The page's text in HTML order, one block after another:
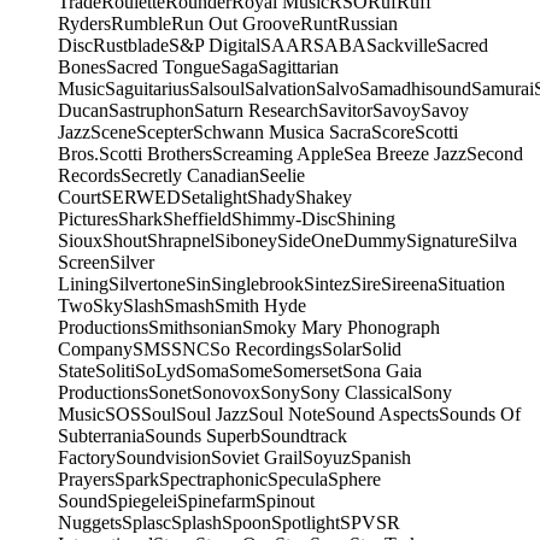
RydersRumbleRun Out GrooveRuntRussian
DiscRustbladeS&P DigitalSAARSABASackvilleSacred
BonesSacred TongueSagaSagittarian
MusicSaguitariusSalsoulSalvationSalvoSamadhisoundSamurai
DucanSastruphonSaturn ResearchSavitorSavoySavoy
JazzSceneScepterSchwann Musica SacraScoreScotti
Bros.Scotti BrothersScreaming AppleSea Breeze JazzSecond
RecordsSecretly CanadianSeelie
CourtSERWEDSetalightShadyShakey
PicturesSharkSheffieldShimmy-DiscShining
SiouxShoutShrapnelSiboneySideOneDummySignatureSilva
ScreenSilver
LiningSilvertoneSinSinglebrookSintezSireSireenaSituation
TwoSkySlashSmashSmith Hyde
ProductionsSmithsonianSmoky Mary Phonograph
CompanySMSSNCSo RecordingsSolarSolid
StateSolitiSoLydSomaSomeSomersetSona Gaia
ProductionsSonetSonovoxSonySony ClassicalSony
MusicSOSSoulSoul JazzSoul NoteSound AspectsSounds Of
SubterraniaSounds SuperbSoundtrack
FactorySoundvisionSoviet GrailSoyuzSpanish
PrayersSparkSpectraphonicSpeculaSphere
SoundSpiegeleiSpinefarmSpinout
NuggetsSplascSplashSpoonSpotlightSPVSR